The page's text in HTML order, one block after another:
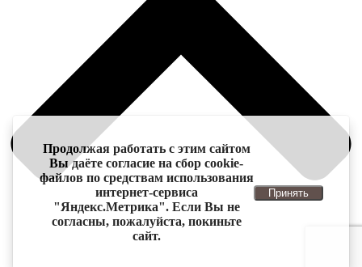
Продолжая работать с этим сайтом
Вы даёте согласие на сбор cookie-
файлов по средствам использования
интернет-сервиса
"Яндекс.Метрика". Если Вы не
согласны, пожалуйста, покиньте
сайт.
Принять